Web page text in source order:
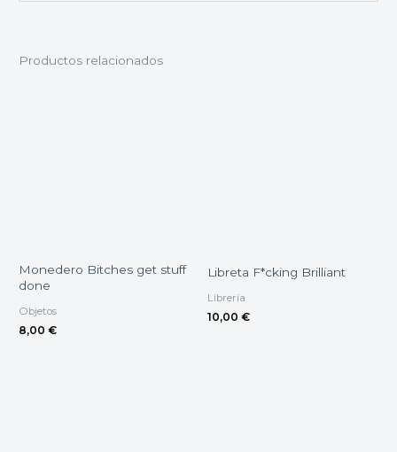
Productos relacionados
Monedero Bitches get stuff
done
Objetos
8,00 €
Libreta F*cking Brilliant
Librería
10,00 €